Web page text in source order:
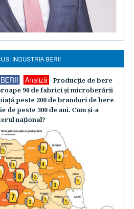
INDUSTRIA BERII
Analiză
Producţie de bere
90 de fabrici şi microberării
peste 200 de branduri de bere
de peste 300 de ani. Cum şi-a
naţional?